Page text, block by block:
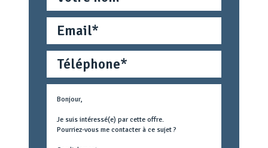
Téléphone
Métier
concerné